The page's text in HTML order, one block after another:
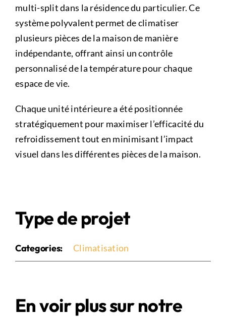
multi-split dans la résidence du particulier. Ce
système polyvalent permet de climatiser
plusieurs pièces de la maison de manière
indépendante, offrant ainsi un contrôle
personnalisé de la température pour chaque
espace de vie.
Chaque unité intérieure a été positionnée
stratégiquement pour maximiser l’efficacité du
refroidissement tout en minimisant l’impact
visuel dans les différentes pièces de la maison.
Type de projet
Categories: Climatisation
En voir plus sur notre